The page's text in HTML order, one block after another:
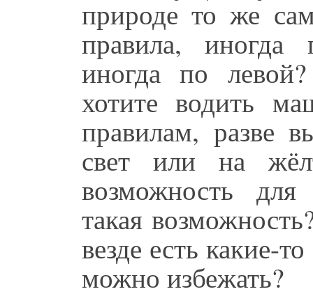
природе то же
правила, иногда
иногда по
хотите водить
правилам, разве
свет или на
возможность для
такая
везде есть какие-
можно избежать?